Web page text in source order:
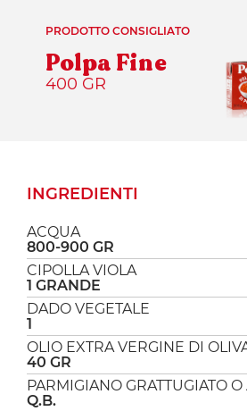
PRODOTTO CONSIGLIATO
Polpa Fine
400 GR
INGREDIENTI
ACQUA
800-900 GR
CIPOLLA VIOLA
1 GRANDE
DADO VEGETALE
1
OLIO EXTRA VERGINE DI
40 GR
PARMIGIANO GRATTUGIATO O
Q.B.